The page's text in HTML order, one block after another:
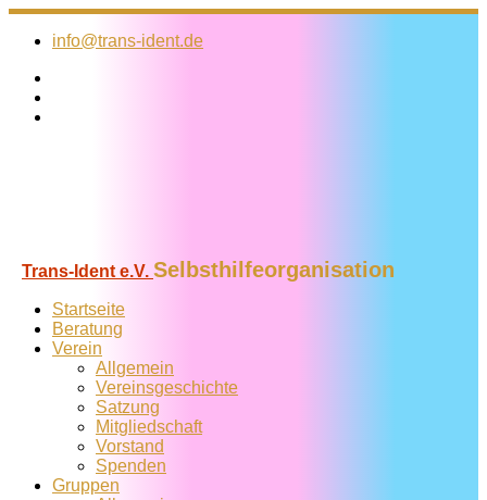
Zum
Inhalt
info@trans-ident.de
Trans-Ident e.V. Selbsthilfeorganisation
Startseite
Beratung
Verein
Allgemein
Vereins­geschichte
Satzung
Mitglied­schaft
Vorstand
Spenden
Gruppen